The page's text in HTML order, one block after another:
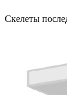
Скелеты